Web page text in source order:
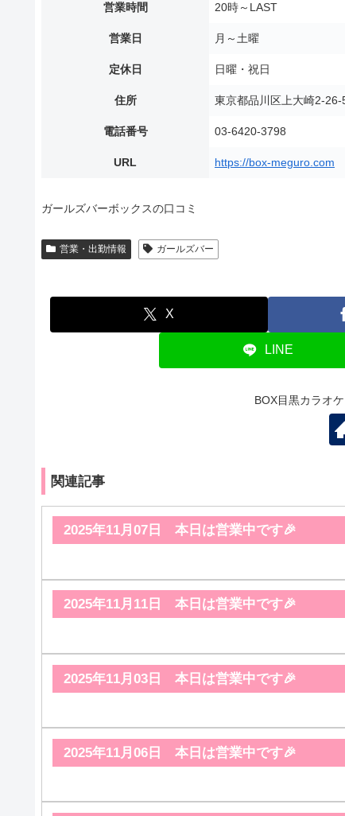
営業時間 20時～LAST
営業日 月～土曜
定休日 日曜・祝日
住所 東京都品川区上大崎2-
電話番号 03-6420-3798
URL https://box-meguro.com
ガールズバーボックスの口コミ
営業・出勤情報 ガールズバー
X
LINE
BOX目黒カラオ
関連記事
2025年11月07日 本日は営業中です🎉
2025年11月11日 本日は営業中です🎉
2025年11月03日 本日は営業中です🎉
2025年11月06日 本日は営業中です🎉